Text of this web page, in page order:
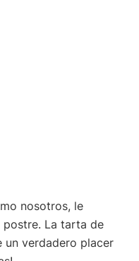
nosotros, le
postre. La tarta de
un verdadero placer